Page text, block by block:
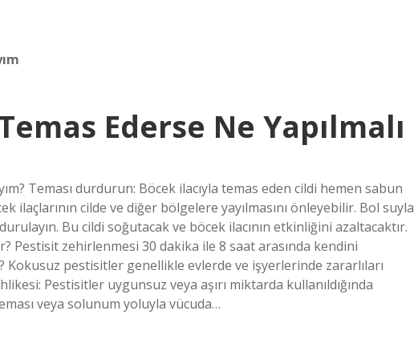
Ederse Ne Yapılmalı
Teması durdurun: Böcek ilacıyla temas eden cildi hemen sabun
ilaçlarının cilde ve diğer bölgelere yayılmasını önleyebilir. Bol suyla
Bu cildi soğutacak ve böcek ilacının etkinliğini azaltacaktır.
Pestisit zehirlenmesi 30 dakika ile 8 saat arasında kendini
pestisitler genellikle evlerde ve işyerlerinde zararlıları
Pestisitler uygunsuz veya aşırı miktarda kullanıldığında
veya solunum yoluyla vücuda…